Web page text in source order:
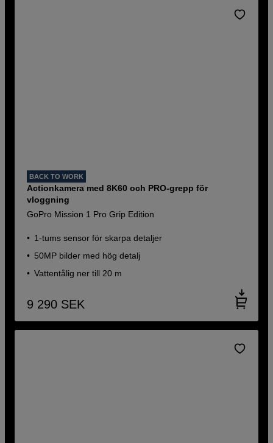
BACK TO WORK
Actionkamera med 8K60 och PRO-grepp för
vloggning
GoPro Mission 1 Pro Grip Edition
1-tums sensor för skarpa detaljer
50MP bilder med hög detalj
Vattentålig ner till 20 m
9 290 SEK